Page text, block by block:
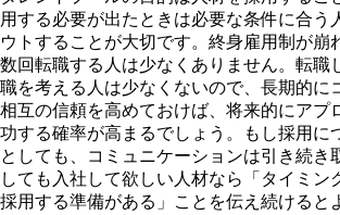
用する必要が出たときは必要な条件に合う
ウトすることが大切です。終身雇用制が崩
数回転職する人は少なくありません。転職
職を考える人は少なくないので、長期的に
相互の信頼を高めておけば、将来的にアプ
功する確率が高まるでしょう。もし採用に
としても、コミュニケーションは引き続き
しても入社して欲しい人材なら「タイミン
採用する準備がある」ことを伝え続けると